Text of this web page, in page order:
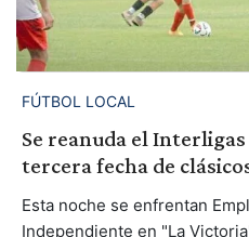
FÚTBOL LOCAL
Se reanuda el
tercera fecha de
Esta noche se enfrentan
Independiente en "La